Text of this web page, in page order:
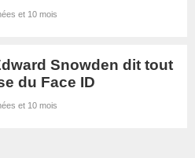
et 10 mois
Snowden dit tout
du Face ID
et 10 mois